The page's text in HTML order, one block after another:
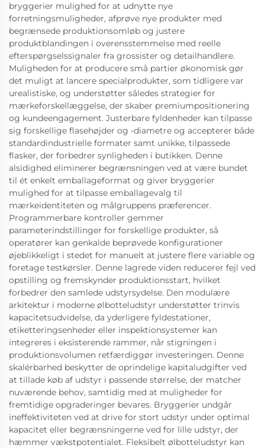
bryggerier mulighed for at udnytte nye
forretningsmuligheder, afprøve nye produkter med
begrænsede produktionsomløb og justere
produktblandingen i overensstemmelse med reelle
efterspørgselssignaler fra grossister og detailhandlere.
Muligheden for at producere små partier økonomisk gør
det muligt at lancere specialprodukter, som tidligere var
urealistiske, og understøtter således strategier for
mærkeforskellæggelse, der skaber premiumpositionering
og kundeengagement. Justerbare fyldenheder kan tilpasse
sig forskellige flasehøjder og -diametre og accepterer både
standardindustrielle formater samt unikke, tilpassede
flasker, der forbedrer synligheden i butikken. Denne
alsidighed eliminerer begrænsningen ved at være bundet
til ét enkelt emballageformat og giver bryggerier
mulighed for at tilpasse emballagevalg til
mærkeidentiteten og målgruppens præferencer.
Programmerbare kontroller gemmer
parameterindstillinger for forskellige produkter, så
operatører kan genkalde beprøvede konfigurationer
øjeblikkeligt i stedet for manuelt at justere flere variable og
foretage testkørsler. Denne lagrede viden reducerer fejl ved
opstilling og fremskynder produktionsstart, hvilket
forbedrer den samlede udstyrsydelse. Den modulære
arkitektur i moderne ølbotteludstyr understøtter trinvis
kapacitetsudvidelse, da yderligere fyldestationer,
etiketteringsenheder eller inspektionsystemer kan
integreres i eksisterende rammer, når stigningen i
produktionsvolumen retfærdiggør investeringen. Denne
skalérbarhed beskytter de oprindelige kapitaludgifter ved
at tillade køb af udstyr i passende størrelse, der matcher
nuværende behov, samtidig med at muligheder for
fremtidige opgraderinger bevares. Bryggerier undgår
ineffektiviteten ved at drive for stort udstyr under optimal
kapacitet eller begrænsningerne ved for lille udstyr, der
hæmmer vækstpotentialet. Fleksibelt ølbotteludstyr kan